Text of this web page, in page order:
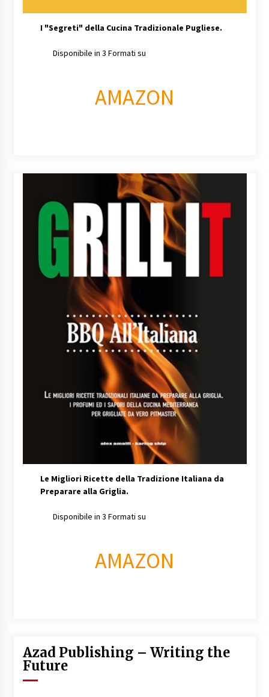
I "Segreti" della Cucina Tradizionale Pugliese.
Disponibile in 3 Formati su
AMAZON
Le Migliori Ricette della Tradizione Italiana da
Preparare alla Griglia.
Disponibile in 3 Formati su
AMAZON
Azad Publishing – Writing the
Future